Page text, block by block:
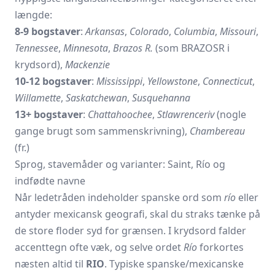
længde:
8-9 bogstaver:Arkansas, Colorado, Columbia, Missouri,
Tennessee, Minnesota, Brazos R. (som BRAZOSR i
krydsord), Mackenzie
10-12 bogstaver: Mississippi, Yellowstone, Connecticut,
Willamette, Saskatchewan, Susquehanna
13+ bogstaver: Chattahoochee, Stlawrenceriv(nogle
gange brugt som sammenskrivning), Chambereau
(fr.)
Sprog, stavemåder og varianter: Saint, Río og
indfødte navne
Når ledetråden indeholder spanske ord som río eller
antyder mexicansk geografi, skal du straks tænke på
de store floder syd for grænsen. I krydsord falder
accenttegn ofte væk, og selve ordetRíoforkortes
næsten altid til RIO. Typiske spanske/mexicanske